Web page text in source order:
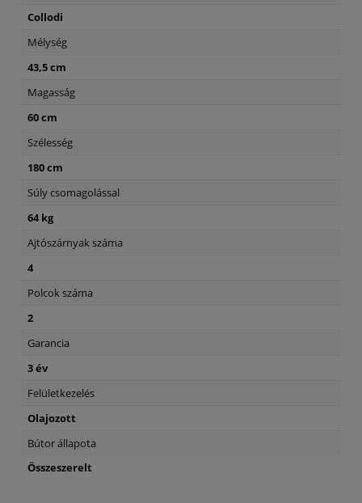
Collodi
Mélység
43,5 cm
Magasság
60 cm
Szélesség
180 cm
Súly csomagolással
64 kg
Ajtószárnyak száma
4
Polcok száma
2
Garancia
3 év
Felületkezelés
Olajozott
Bútor állapota
Összeszerelt